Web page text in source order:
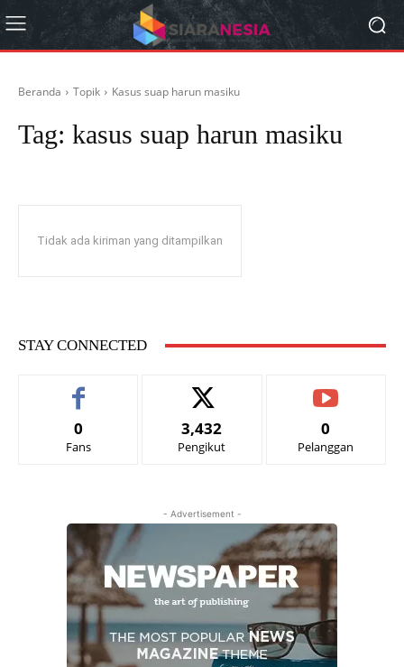
Beranda Topik Kasus suap harun masiku
Tag: kasus suap harun masiku
Tidak ada kiriman yang ditampilkan
STAY CONNECTED
0
Fans
3,432
Pengikut
0
Pelanggan
- Advertisement -